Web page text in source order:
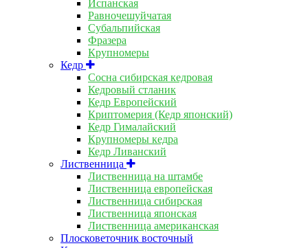
Испанская
Равночешуйчатая
Субальпийская
Фразера
Крупномеры
Кедр
Сосна сибирская кедровая
Кедровый стланик
Кедр Европейский
Криптомерия (Кедр японский)
Кедр Гималайский
Крупномеры кедра
Кедр Ливанский
Лиственница
Лиственница на штамбе
Лиственница европейская
Лиственница сибирская
Лиственница японская
Лиственница американская
Плосковеточник восточный